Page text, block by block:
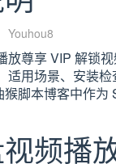
Youhou8
放尊享 VIP 解锁
适用场景、安装
脚本博客中作为
频播